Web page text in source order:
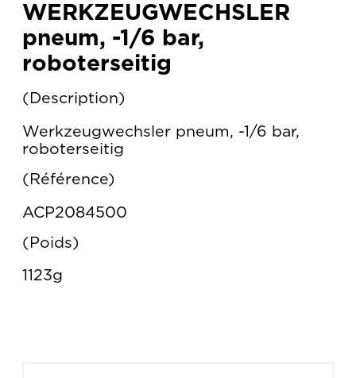
WERKZEUGWECHSLER
pneum, -1/6 bar,
roboterseitig
Description
Werkzeugwechsler pneum, -1/6 bar,
roboterseitig
Référence
ACP2084500
Poids
1123g